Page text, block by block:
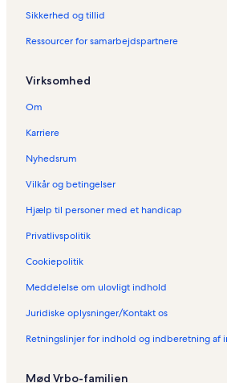
e
i
:
F
e
r
e
o
g
r
V
j
e
r
S
Sikkerhed og tillid
Ressourcer for samarbejdspartnere
Virksomhed
Om
Karriere
Nyhedsrum
Vilkår og betingelser
Hjælp til personer med et handicap
Privatlivspolitik
Cookiepolitik
Meddelelse om ulovligt indhold
Juridiske oplysninger/Kontakt os
Retningslinjer for indhold og indberetning af
Mød Vrbo-familien